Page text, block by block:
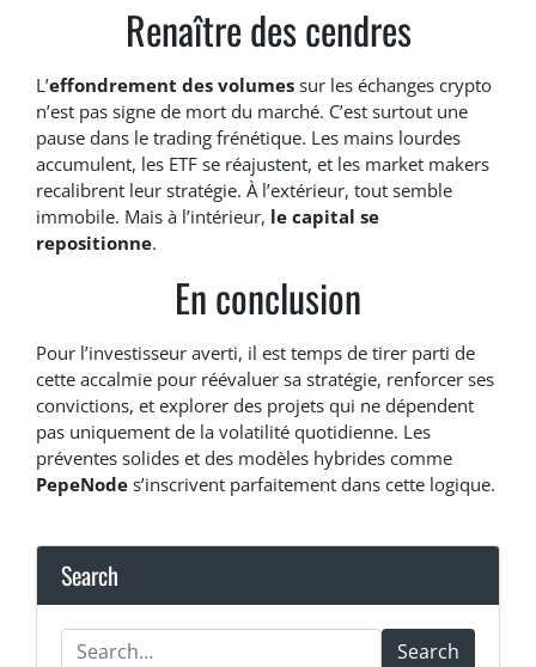
Renaître des cendres
L’effondrement des volumes sur les échanges crypto
n’est pas signe de mort du marché. C’est surtout une
pause dans le trading frénétique. Les mains lourdes
accumulent, les ETF se réajustent, et les market makers
recalibrent leur stratégie. À l’extérieur, tout semble
immobile. Mais à l’intérieur, le capital se
repositionne.
En conclusion
Pour l’investisseur averti, il est temps de tirer parti de
cette accalmie pour réévaluer sa stratégie, renforcer ses
convictions, et explorer des projets qui ne dépendent
pas uniquement de la volatilité quotidienne. Les
préventes solides et des modèles hybrides comme
PepeNode s’inscrivent parfaitement dans cette logique.
Search
Search